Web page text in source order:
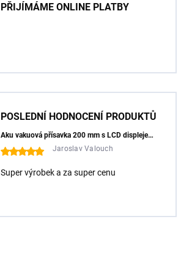
PŘIJÍMÁME ONLINE PLATBY
POSLEDNÍ HODNOCENÍ PRODUKTŮ
Aku vakuová přísavka 200 mm s LCD displejem (150 kg) - HÖGERT HT3B355
Jaroslav Valouch
Super výrobek a za super cenu